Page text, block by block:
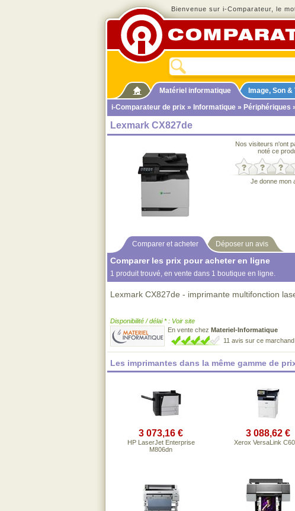
Bienvenue sur i-Comparateur, le
Matériel informatique Image, Son
i-Comparateur de prix » Informatique » Périphériques
Lexmark CX827de
Nos visiteurs n'ont
noté ce
Je donne mon
Comparer et acheter Déposer un avis
Comparer les prix pour acheter en ligne
1 produit trouvé, en vente dans 1 boutique en ligne.
Lexmark CX827de - imprimante multifonction
Disponibilité / délai * : Voir site
En vente chez Materiel-Informatique
11 avis sur ce marchand
Les imprimantes dans la même gamme de
3 073,16 €
HP LaserJet Enterprise
M806dn
3 088,62 €
Xerox VersaLink